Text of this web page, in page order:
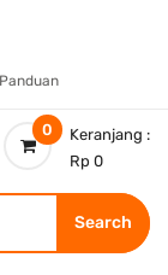
Panduan
0
Keranjang :
Rp 0
Search